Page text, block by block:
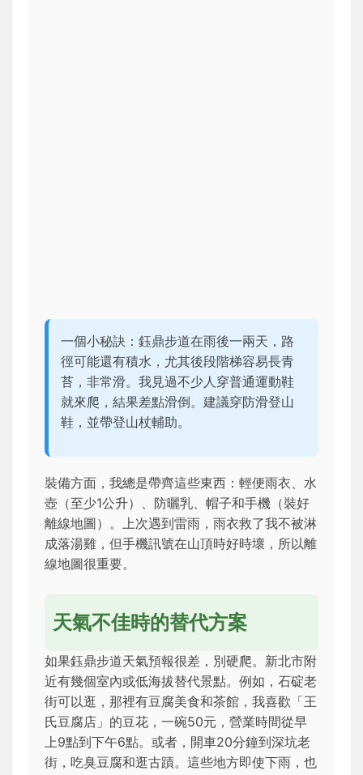
一個小秘訣：鈺鼎步道在雨後一兩天，路
徑可能還有積水，尤其後段階梯容易長青
苔，非常滑。我見過不少人穿普通運動鞋
就來爬，結果差點滑倒。建議穿防滑登山
鞋，並帶登山杖輔助。
裝備方面，我總是帶齊這些東西：輕便雨衣、水
壺（至少1公升）、防曬乳、帽子和手機（裝好
離線地圖）。上次遇到雷雨，雨衣救了我不被淋
成落湯雞，但手機訊號在山頂時好時壞，所以離
線地圖很重要。
天氣不佳時的替代方案
如果鈺鼎步道天氣預報很差，別硬爬。新北市附
近有幾個室內或低海拔替代景點。例如，石碇老
街可以逛，那裡有豆腐美食和茶館，我喜歡「王
氏豆腐店」的豆花，一碗50元，營業時間從早
上9點到下午6點。或者，開車20分鐘到深坑老
街，吃臭豆腐和逛古蹟。這些地方即使下雨，也